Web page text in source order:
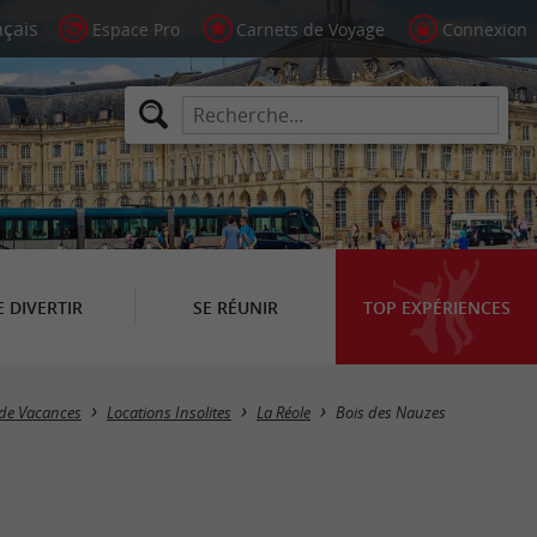
Espace Pro Carnets de Voyage Connexion
DIVERTIR SE RÉUNIR TOP EXPÉRIENCES
Vacances Locations Insolites La Réole Bois des Nauzes